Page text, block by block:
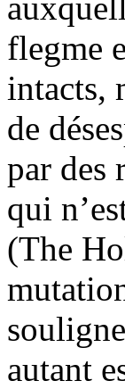
flegme
intacts,
de
par des
qui
(The
autant